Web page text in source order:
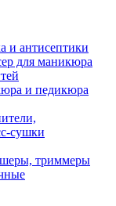
и антисептики
для маникюра
и педикюра
сушки
триммеры